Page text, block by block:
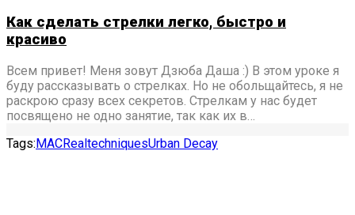
Как сделать стрелки легко, быстро и
красиво
Всем привет! Меня зовут Дзюба Даша :) В этом уроке я
буду рассказывать о стрелках. Но не обольщайтесь, я не
раскрою сразу всех секретов. Стрелкам у нас будет
посвящено не одно занятие, так как их в…
Tags:MACRealtechniquesUrban Decay